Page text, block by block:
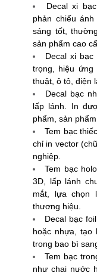
Decal xi
phản chiếu
sáng tốt,
sản phẩm cao
Decal xi
trọng, hiệu
thuật, ô tô, điện
Decal bạc
lấp lánh. In
phẩm, sản
Tem bạc
chỉ in vector
nghiệp.
Tem bạc
3D, lấp lánh
mắt, lựa chọn
thương hiệu.
Decal bạc
hoặc nhựa, tạo
trong bao bì
Tem bạc
như chai nước